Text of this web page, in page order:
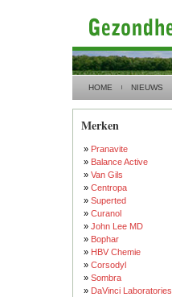
HOME NIEUWS
Merken
» Pranavite
» Balance Active
» Van Gils
» Centropa
» Superted
» Curanol
» John Lee MD
» Bophar
» HBV Chemie
» Corsodyl
» Sombra
» DaVinci Laboratories